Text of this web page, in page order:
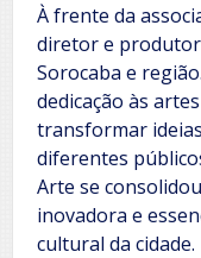
À frente da
diretor e
Sorocaba e
dedicação às
transformar
diferentes
Arte se
inovadora e
cultural da cidade.